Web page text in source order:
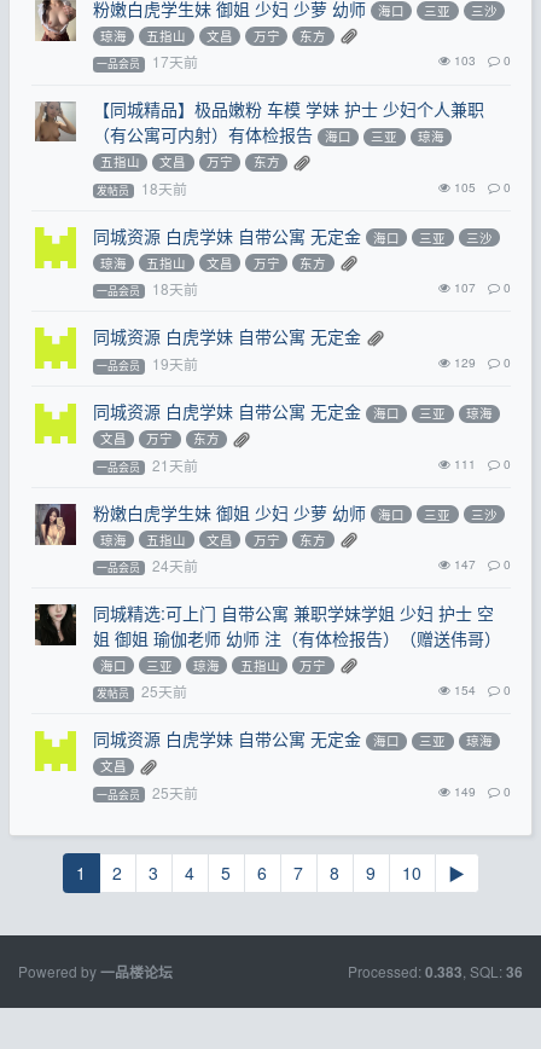
粉嫩白虎学生妹 御姐 少妇 少萝 幼师 海口 三亚
三沙
琼海
五指山 文昌 万宁 东方
一品会员 17天前 103 0
【同城精品】极品嫩粉 车模 学妹 护士 少妇个人兼职
（有公寓可内射）有体检报告
海口 三亚
琼海
五指山
文昌 万宁 东方
发帖员 18天前 105 0
同城资源 白虎学妹 自带公寓 无定金 海口 三亚
三沙
琼海
五指山 文昌 万宁 东方
一品会员 18天前 107 0
同城资源 白虎学妹 自带公寓 无定金
一品会员 19天前 129 0
同城资源 白虎学妹 自带公寓 无定金 海口 三亚
琼海
文昌
万宁 东方
一品会员 21天前 111 0
粉嫩白虎学生妹 御姐 少妇 少萝 幼师 海口 三亚
三沙
琼海
五指山 文昌 万宁 东方
一品会员 24天前 147 0
同城精选:可上门 自带公寓 兼职学妹学姐 少妇 护士 空
姐 御姐 瑜伽老师 幼师 注（有体检报告）（赠送伟哥）
海口 三亚 琼海 五指山 万宁
发帖员 25天前 154 0
同城资源 白虎学妹 自带公寓 无定金 海口 三亚
琼海
文昌
一品会员 25天前 149 0
1 2 3 4 5 6 7 8 9 10 ▶
Powered by一品楼论坛 Processed: 0.383 , SQL: 36